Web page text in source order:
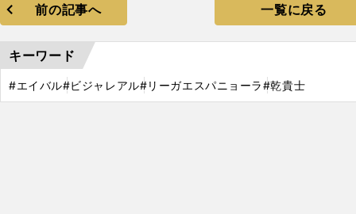
前の記事へ 一覧に戻る
キーワード
#エイバル#ビジャレアル#リーガエスパニョーラ#乾貴士